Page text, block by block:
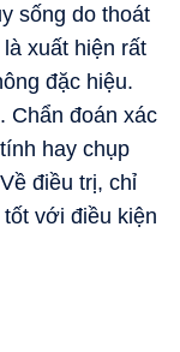
sống do thoát
xuất hiện rất
đặc hiệu.
Chẩn đoán xác
hay chụp
điều trị, chỉ
với điều kiện